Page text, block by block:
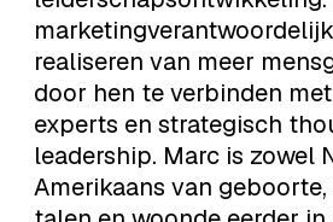
realiseren van meer
door hen te verbinden
experts en strategisch
leadership. Marc is zowel
Amerikaans van